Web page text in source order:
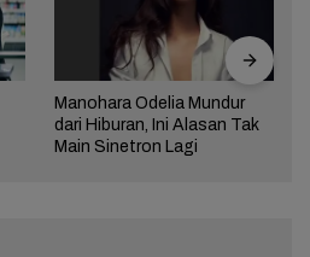
Manohara Odelia Mundur
dari Hiburan, Ini Alasan Tak
Main Sinetron Lagi